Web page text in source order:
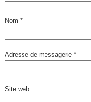
Nom *
Adresse de messagerie *
Site web